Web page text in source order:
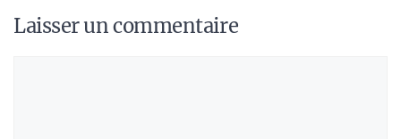
Laisser un commentaire